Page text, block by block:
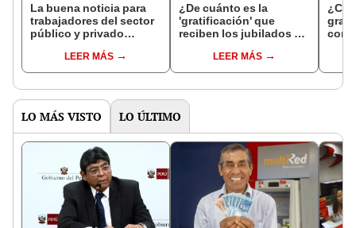
La buena noticia para
trabajadores del sector
público y privado
8 y 9 de diciembre en
Perú
LEER MÁS
¿De cuánto es la
'gratificación' que
reciben los jubilados de
2024? Requisitos y
cómo cobrarlo
LEER MÁS
LO MÁS VISTO LO ÚLTIMO